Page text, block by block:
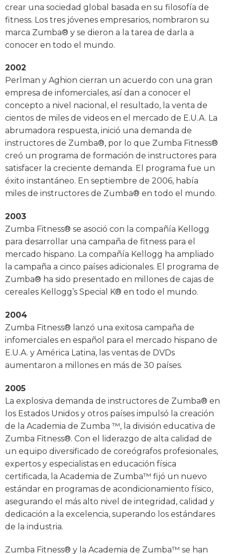
crear una sociedad global basada en su filosofía de
fitness. Los tres jóvenes empresarios, nombraron su
marca Zumba® y se dieron a la tarea de darla a
conocer en todo el mundo.
2002
Perlman y Aghion cierran un acuerdo con una gran
empresa de infomerciales, así dan a conocer el
concepto a nivel nacional, el resultado, la venta de
cientos de miles de videos en el mercado de E.U.A. La
abrumadora respuesta, inició una demanda de
instructores de Zumba®, por lo que Zumba Fitness®
creó un programa de formación de instructores para
satisfacer la creciente demanda. El programa fue un
éxito instantáneo. En septiembre de 2006, había
miles de instructores de Zumba® en todo el mundo.
2003
Zumba Fitness® se asoció con la compañía Kellogg
para desarrollar una campaña de fitness para el
mercado hispano. La compañía Kellogg ha ampliado
la campaña a cinco países adicionales. El programa de
Zumba® ha sido presentado en millones de cajas de
cereales Kellogg’s Special K® en todo el mundo.
2004
Zumba Fitness® lanzó una exitosa campaña de
infomerciales en español para el mercado hispano de
E.U.A. y América Latina, las ventas de DVDs
aumentaron a millones en más de 30 países.
2005
La explosiva demanda de instructores de Zumba® en
los Estados Unidos y otros países impulsó la creación
de la Academia de Zumba ™, la división educativa de
Zumba Fitness®. Con el liderazgo de alta calidad de
un equipo diversificado de coreógrafos profesionales,
expertos y especialistas en educación física
certificada, la Academia de Zumba™ fijó un nuevo
estándar en programas de acondicionamiento físico,
asegurando el más alto nivel de integridad, calidad y
dedicación a la excelencia, superando los estándares
de la industria.
Zumba Fitness® y la Academia de Zumba™ se han